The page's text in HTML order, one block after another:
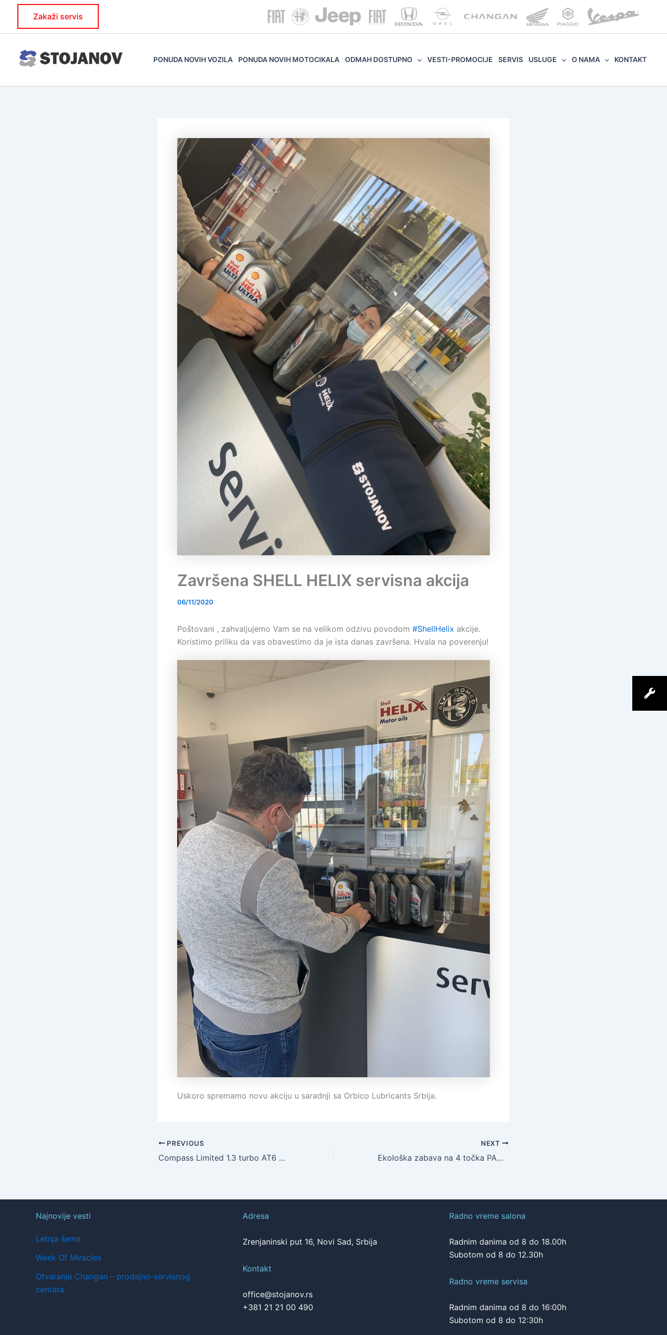
content
Zakaži servis
PONUDA NOVIH VOZILA PONUDA NOVIH MOTOCIKALA ODMAH DOSTUPNO VESTI-PROMOCIJE SERVIS USLUGE O NAMA KONTAKT
Završena SHELL HELIX servisna akcija
06/11/2020
Poštovani , zahvaljujemo Vam se na velikom odzivu povodom #ShellHelix akcije.
Koristimo priliku da vas obavestimo da je ista danas završena. Hvala na poverenju!
Uskoro spremamo novu akciju u saradnji sa Orbico Lubricants Srbija.
PREVIOUS
Compass Limited 1.3 turbo AT6 FWD ili 1.6 Limited MJTD MT6 po promo ceni od 23.990€
NEXT
Ekološka zabava na 4 točka PANDA HYBRID LAUNCH EDITION
Najnovije vesti
Letnja šema
Week Of Miracles
Otvaranje Changan – prodajno-servisnog
centara
Adresa
Zrenjaninski put 16, Novi Sad, Srbija
Kontakt
office@stojanov.rs
+381 21 21 00 490
Radno vreme salona
Radnim danima od 8 do 18.00h
Subotom od 8 do 12.30h
Radno vreme servisa
Radnim danima od 8 do 16:00h
Subotom od 8 do 12:30h